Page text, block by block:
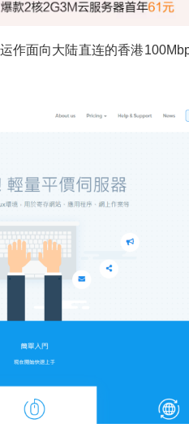
作面向大陆直连的香港